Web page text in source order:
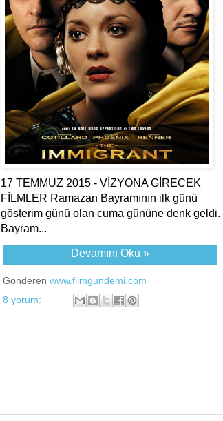
17 TEMMUZ 2015 - VİZYONA GİRECEK
FİLMLER Ramazan Bayramının ilk günü
gösterim günü olan cuma gününe denk geldi.
Bayram...
Devamını Oku »
Gönderen www.filmgundemi.com
8 yorum: